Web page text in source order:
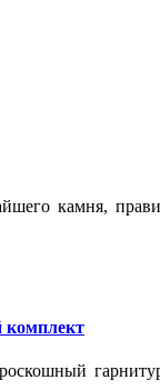
камня,
комплект